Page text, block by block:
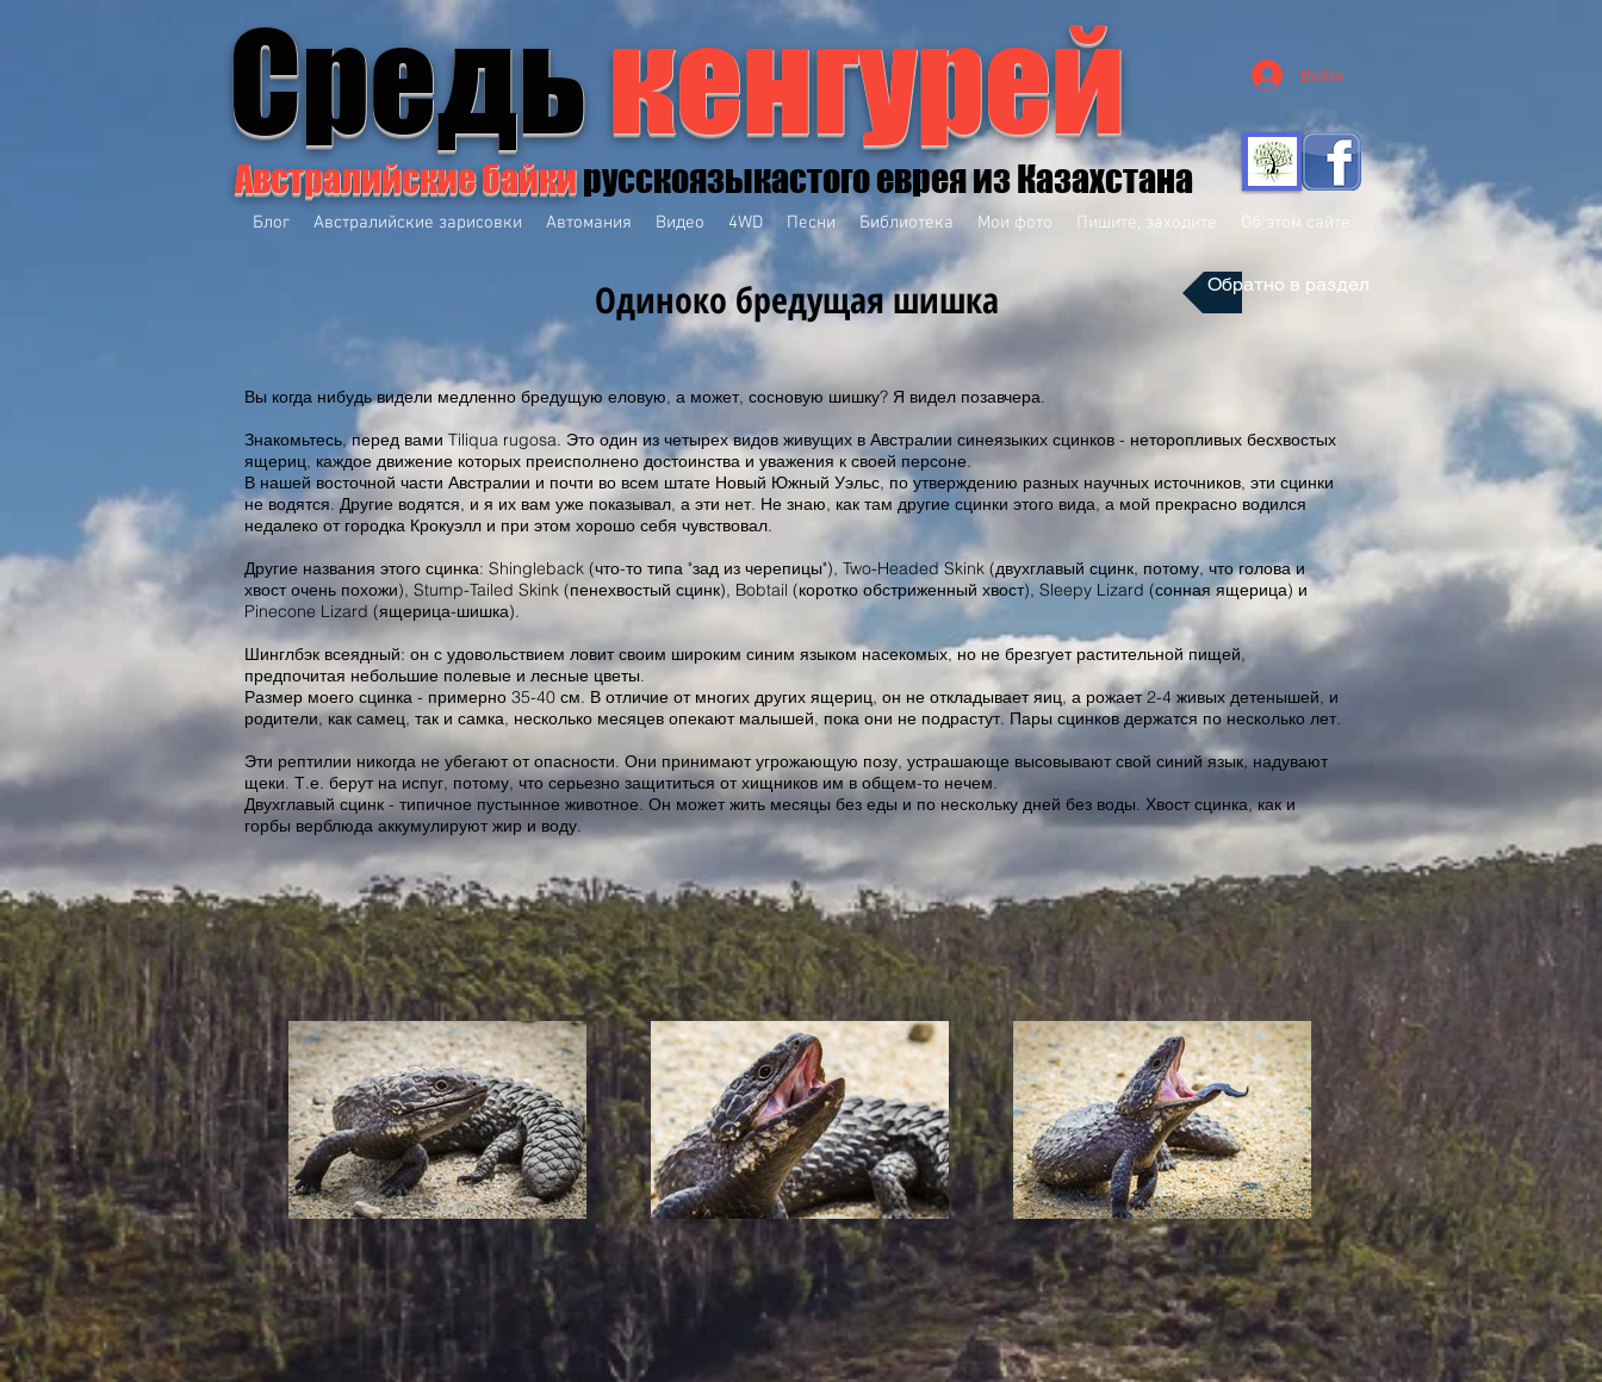
Средькенгурей
Австралийские байкирусскоязыкастого еврея из Казахстана
Войти
Блог Австралийские зарисовки Автомания Видео 4WD Песни Библиотека Мои фото Пишите, заходите Об этом сайте
Одиноко бредущая шишка Обратно в раздел
Вы когда нибудь видели медленно бредущую еловую, а может, сосновую шишку? Я видел позавчера.
Знакомьтесь, перед вами Tiliqua rugosa. Это один из четырех видов живущих в Австралии синеязыких сцинков - неторопливых бесхвостых
ящериц, каждое движение которых преисполнено достоинства и уважения к своей персоне.
В нашей восточной части Австралии и почти во всем штате Новый Южный Уэльс, по утверждению разных научных источников, эти сцинки
не водятся. Другие водятся, и я их вам уже показывал, а эти нет. Не знаю, как там другие сцинки этого вида, а мой прекрасно водился
недалеко от городка Крокуэлл и при этом хорошо себя чувствовал.
Другие названия этого сцинка: Shingleback (что-то типа "зад из черепицы"), Two-Headed Skink (двухглавый сцинк, потому, что голова и
хвост очень похожи), Stump-Tailed Skink (пенехвостый сцинк), Bobtail (коротко обстриженный хвост), Sleepy Lizard (сонная ящерица) и
Pinecone Lizard (ящерица-шишка).
Шинглбэк всеядный: он с удовольствием ловит своим широким синим языком насекомых, но не брезгует растительной пищей,
предпочитая небольшие полевые и лесные цветы.
Размер моего сцинка - примерно 35-40 см. В отличие от многих других ящериц, он не откладывает яиц, а рожает 2-4 живых детенышей, и
родители, как самец, так и самка, несколько месяцев опекают малышей, пока они не подрастут. Пары сцинков держатся по несколько лет.
Эти рептилии никогда не убегают от опасности. Они принимают угрожающую позу, устрашающе высовывают свой синий язык, надувают
щеки. Т.е. берут на испуг, потому, что серьезно защититься от хищников им в общем-то нечем.
Двухглавый сцинк - типичное пустынное животное. Он может жить месяцы без еды и по нескольку дней без воды. Хвост сцинка, как и
горбы верблюда аккумулируют жир и воду.